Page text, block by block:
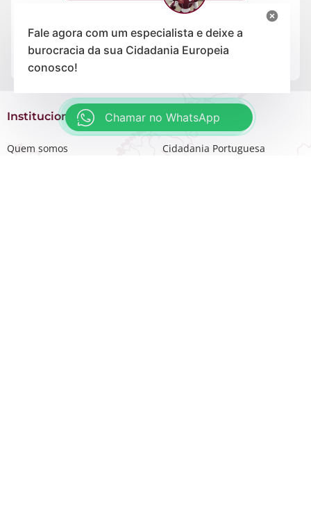
Assinar
Institucional
Quem somos
Serviços
Cidadania Portuguesa
Fale agora com um especialista e deixe a
burocracia da sua Cidadania Europeia
conosco!
Chamar no WhatsApp